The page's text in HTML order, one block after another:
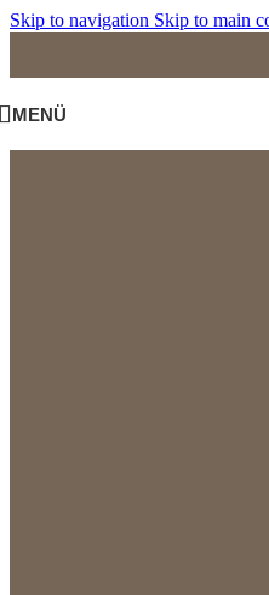
Skip to navigation Skip to main
MENÜ